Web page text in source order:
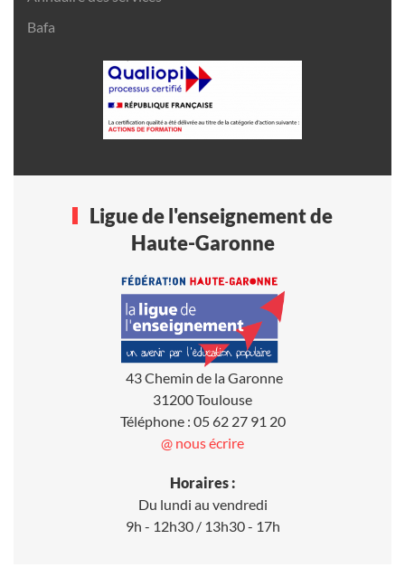
Bafa
Ligue de l'enseignement de
Haute-Garonne
43 Chemin de la Garonne
31200 Toulouse
Téléphone : 05 62 27 91 20
@ nous écrire
Horaires :
Du lundi au vendredi
9h - 12h30 / 13h30 - 17h